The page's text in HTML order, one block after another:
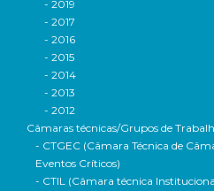
- 2019
- 2017
- 2016
- 2015
- 2014
- 2013
- 2012
Câmaras técnicas/Grupos de
- CTGEC (Câmara Técnica de
Eventos Críticos)
- CTIL (Câmara técnica